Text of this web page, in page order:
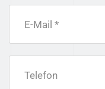
E-Mail *
Telefon